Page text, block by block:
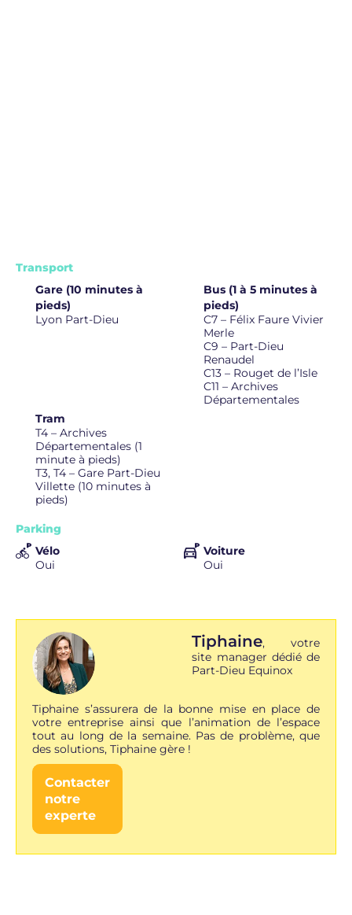
Transport
Gare (10 minutes à
pieds)
Lyon Part-Dieu
Bus (1 à 5 minutes à
pieds)
C7 – Félix Faure Vivier
Merle
C9 – Part-Dieu
Renaudel
C13 – Rouget de l’Isle
C11 – Archives
Départementales
Tram
T4 – Archives
Départementales (1
minute à pieds)
T3, T4 – Gare Part-Dieu
Villette (10 minutes à
pieds)
Parking
Vélo
Oui
Voiture
Oui
Tiphaine,
votre
site manager dédié de
Part-Dieu Equinox
Tiphaine s’assurera de la bonne mise en place de
votre entreprise ainsi que l’animation de l’espace
tout au long de la semaine. Pas de problème, que
des solutions, Tiphaine gère !
Contacter
notre
experte